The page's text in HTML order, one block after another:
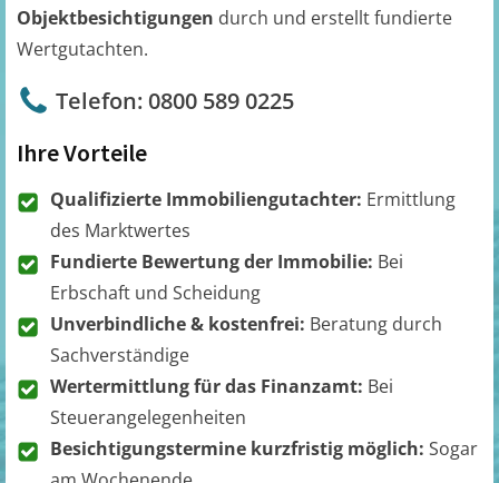
Objektbesichtigungen durch und erstellt fundierte
Wertgutachten.
Telefon: 0800 589 0225
Ihre Vorteile
Qualifizierte Immobiliengutachter: Ermittlung
des Marktwertes
Fundierte Bewertung der Immobilie: Bei
Erbschaft und Scheidung
Unverbindliche & kostenfrei: Beratung durch
Sachverständige
Wertermittlung für das Finanzamt: Bei
Steuerangelegenheiten
Besichtigungstermine kurzfristig möglich: Sogar